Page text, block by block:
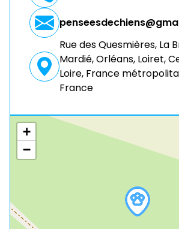
Rue des Quesmières, La
Mardié, Orléans, Loiret,
Loire, France
France
+
−